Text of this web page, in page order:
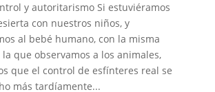
y autoritarismo Si estuviéramos
con nuestros niños, y
al bebé humano, con la misma
que observamos a los animales,
que el control de esfínteres real se
más tardíamente...